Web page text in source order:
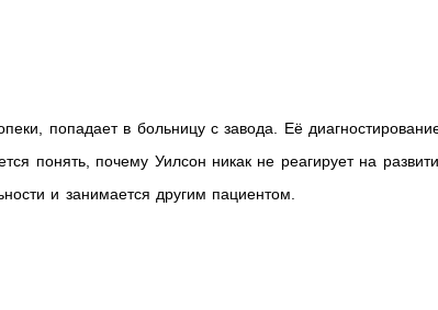
попадает в больницу с завода. Её
понять, почему Уилсон никак не реагирует на
и занимается другим пациентом.